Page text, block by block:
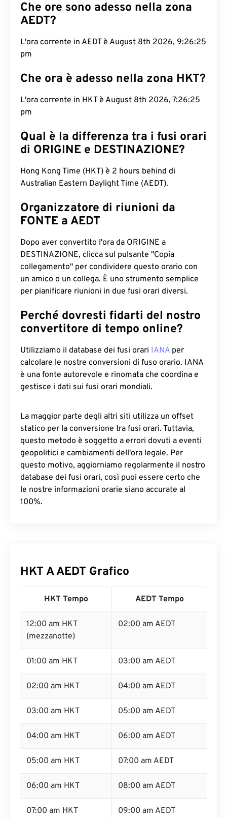
Che ore sono adesso nella zona
AEDT?
L'ora corrente in AEDT è August 8th 2026, 9:26:26
pm
Che ora è adesso nella zona HKT?
L'ora corrente in HKT è August 8th 2026, 7:26:26
pm
Qual è la differenza tra i fusi orari
di ORIGINE e DESTINAZIONE?
Hong Kong Time (HKT) è 2 hours behind di
Australian Eastern Daylight Time (AEDT).
Organizzatore di riunioni da
FONTE a AEDT
Dopo aver convertito l'ora da ORIGINE a
DESTINAZIONE, clicca sul pulsante "Copia
collegamento" per condividere questo orario con
un amico o un collega. È uno strumento semplice
per pianificare riunioni in due fusi orari diversi.
Perché dovresti fidarti del nostro
convertitore di tempo online?
Utilizziamo il database dei fusi orari IANA per
calcolare le nostre conversioni di fuso orario. IANA
è una fonte autorevole e rinomata che coordina e
gestisce i dati sui fusi orari mondiali.
La maggior parte degli altri siti utilizza un offset
statico per la conversione tra fusi orari. Tuttavia,
questo metodo è soggetto a errori dovuti a eventi
geopolitici e cambiamenti dell'ora legale. Per
questo motivo, aggiorniamo regolarmente il nostro
database dei fusi orari, così puoi essere certo che
le nostre informazioni orarie siano accurate al
100%.
HKT A AEDT Grafico
HKT Tempo AEDT Tempo
12:00 am HKT
(mezzanotte)
02:00 am AEDT
01:00 am HKT 03:00 am AEDT
02:00 am HKT 04:00 am AEDT
03:00 am HKT 05:00 am AEDT
04:00 am HKT 06:00 am AEDT
05:00 am HKT 07:00 am AEDT
06:00 am HKT 08:00 am AEDT
07:00 am HKT 09:00 am AEDT